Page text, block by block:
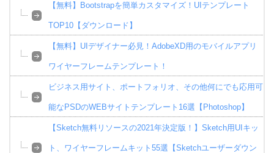
【無料】Bootstrapを簡単カスタマイズ！UIテンプレート
TOP10【ダウンロード】
【無料】UIデザイナー必見！AdobeXD用のモバイルアプリ
ワイヤーフレームテンプレート！
ビジネス用サイト、ポートフォリオ、その他何にでも応用可
能なPSDのWEBサイトテンプレート16選【Photoshop】
【Sketch無料リソースの2021年決定版！】Sketch用UIキッ
ト、ワイヤーフレームキット55選【Sketchユーザーダウン